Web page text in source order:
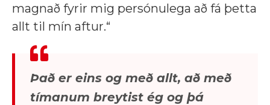
magnað fyrir mig persónulega að fá þetta
allt til mín aftur.“
Það er eins og með allt, að með
tímanum breytist ég og þá